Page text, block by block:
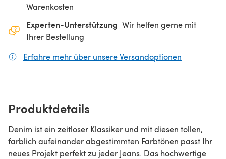
Warenkosten
Experten-Unterstützung Wir helfen gerne mit
Ihrer Bestellung
Erfahre mehr über unsere Versandoptionen
Produktdetails
Denim ist ein zeitloser Klassiker und mit diesen tollen,
farblich aufeinander abgestimmten Farbtönen passt Ihr
neues Projekt perfekt zu jeder Jeans. Das hochwertige